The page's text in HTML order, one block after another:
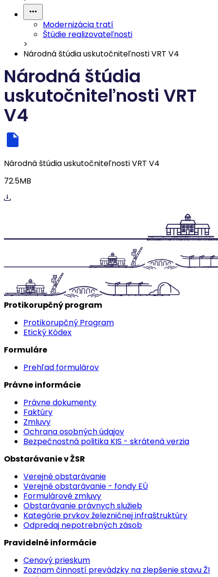
Modernizácia tratí
Štúdie realizovateľnosti
>
Národná štúdia uskutočniteľnosti VRT V4
Národná štúdia
uskutočniteľnosti VRT
V4
Národná štúdia uskutočniteľnosti VRT V4
72.5MB
Protikorupčný program
Protikorupčný Program
Etický Kódex
Formuláre
Prehľad formulárov
Právne informácie
Právne dokumenty
Faktúry
Zmluvy
Ochrana osobných údajov
Bezpečnostná politika KIS - skrátená verzia
Obstarávanie v ŽSR
Verejné obstarávanie
Verejné obstarávanie - fondy EÚ
Formulárové zmluvy
Obstarávanie právnych služieb
Kategórie prvkov železničnej infraštruktúry
Odpredaj nepotrebných zásob
Pravidelné informácie
Cenový prieskum
Zoznam činností prevádzky na zlepšenie stavu ŽI